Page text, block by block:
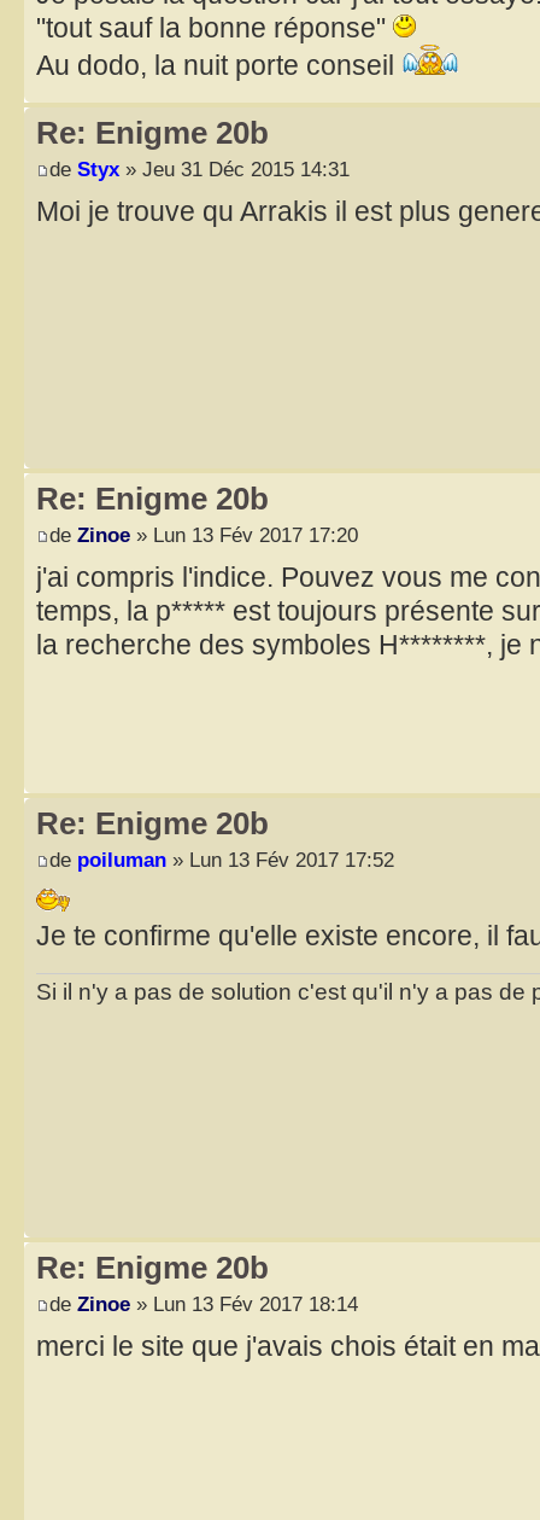
"tout sauf la bonne réponse"
Au dodo, la nuit porte conseil
Re: Enigme 20b
de Styx » Jeu 31 Déc 2015 14:31
Moi je trouve qu Arrakis il est plus
Re: Enigme 20b
de Zinoe » Lun 13 Fév 2017 17:20
j'ai compris l'indice. Pouvez vous me
temps, la p***** est toujours présente
la recherche des symboles H********, je
Re: Enigme 20b
de poiluman » Lun 13 Fév 2017 17:52
Je te confirme qu'elle existe encore, il
Si il n'y a pas de solution c'est qu'il n'y a pas de
Re: Enigme 20b
de Zinoe » Lun 13 Fév 2017 18:14
merci le site que j'avais chois était en